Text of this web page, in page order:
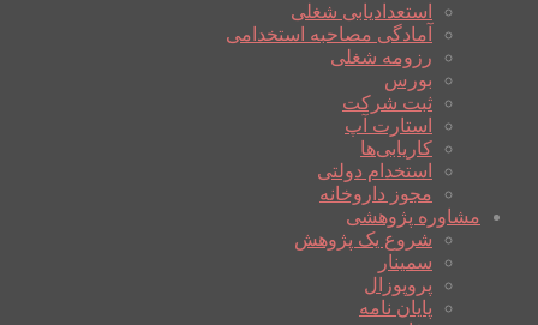
استعدادیابی شغلی
آمادگی مصاحبه استخدامی
رزومه شغلی
بورس
ثبت شرکت
استارت آپ
کاریابی‌ها
استخدام دولتی
مجوز داروخانه
مشاوره پژوهشی
شروع یک پژوهش
سمینار
پروپوزال
پایان نامه